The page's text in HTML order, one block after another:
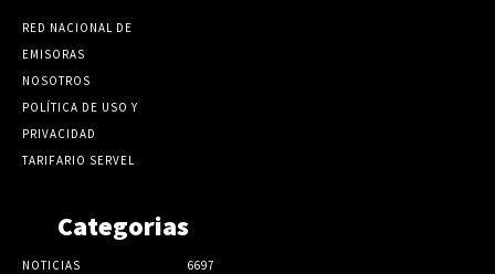
RED NACIONAL DE
EMISORAS
NOSOTROS
POLÍTICA DE USO Y
PRIVACIDAD
TARIFARIO SERVEL
Categorias
NOTICIAS
6697